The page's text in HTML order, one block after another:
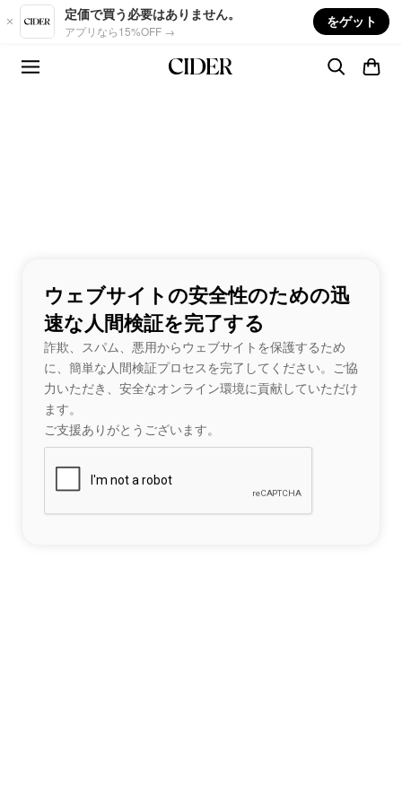
Skip to main content
定価で買う必要はありません。
アプリなら15%OFF →
をゲット
ウェブサイトの安全性のための迅
速な人間検証を完了する
詐欺、スパム、悪用からウェブサイトを保護するため
に、簡単な人間検証プロセスを完了してください。ご協
力いただき、安全なオンライン環境に貢献していただけ
ます。
ご支援ありがとうございます。